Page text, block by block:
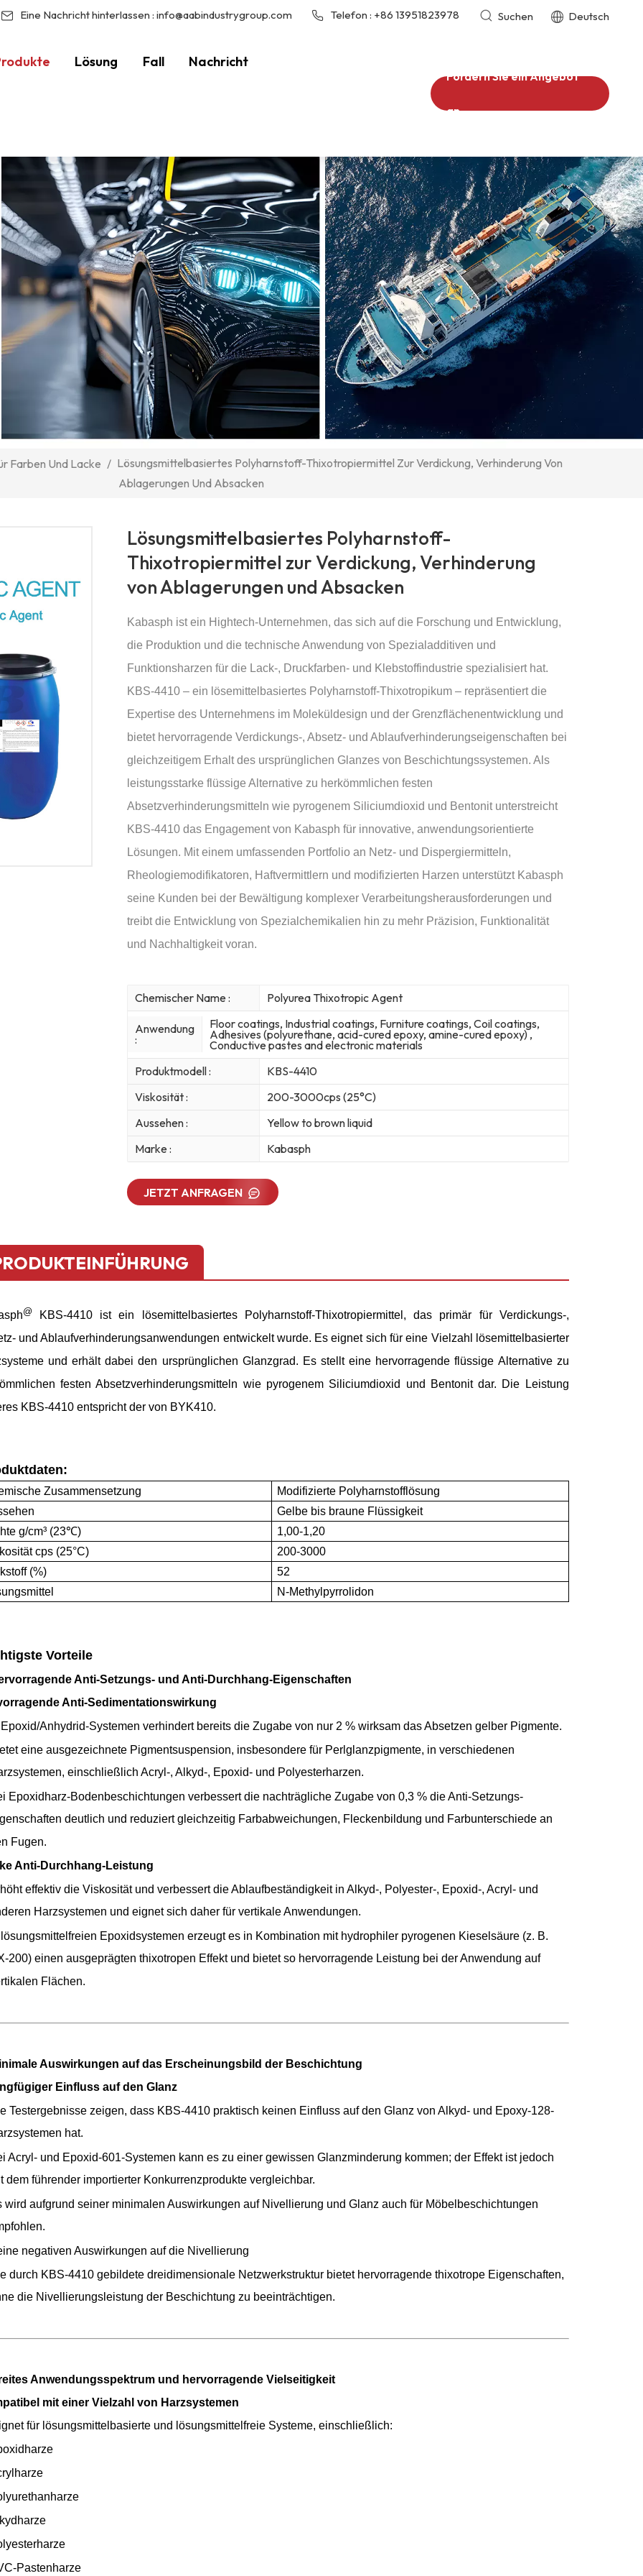
Eine Nachricht hinterlassen : info@aabindustrygroup.com Telefon : +86 13951823978 Suchen Deutsch
Lösung Fall Nachricht
Fordern Sie ein Angebot
an
Farben Und Lacke / Lösungsmittelbasiertes Polyharnstoff-Thixotropiermittel Zur Verdickung, Verhinderung Von
Ablagerungen Und Absacken
Lösungsmittelbasiertes Polyharnstoff-
Thixotropiermittel zur Verdickung, Verhinderung
von Ablagerungen und Absacken
Kabasph ist ein Hightech-Unternehmen, das sich auf die Forschung und Entwicklung,
die Produktion und die technische Anwendung von Spezialadditiven und
Funktionsharzen für die Lack-, Druckfarben- und Klebstoffindustrie spezialisiert hat.
KBS-4410 – ein lösemittelbasiertes Polyharnstoff-Thixotropikum – repräsentiert die
Expertise des Unternehmens im Moleküldesign und der Grenzflächenentwicklung und
bietet hervorragende Verdickungs-, Absetz- und Ablaufverhinderungseigenschaften bei
gleichzeitigem Erhalt des ursprünglichen Glanzes von Beschichtungssystemen. Als
leistungsstarke flüssige Alternative zu herkömmlichen festen
Absetzverhinderungsmitteln wie pyrogenem Siliciumdioxid und Bentonit unterstreicht
KBS-4410 das Engagement von Kabasph für innovative, anwendungsorientierte
Lösungen. Mit einem umfassenden Portfolio an Netz- und Dispergiermitteln,
Rheologiemodifikatoren, Haftvermittlern und modifizierten Harzen unterstützt Kabasph
seine Kunden bei der Bewältigung komplexer Verarbeitungsherausforderungen und
treibt die Entwicklung von Spezialchemikalien hin zu mehr Präzision, Funktionalität
und Nachhaltigkeit voran.
Chemischer Name : Polyurea Thixotropic Agent
Anwendung
:
Floor coatings, Industrial coatings, Furniture coatings, Coil coatings,
Adhesives (polyurethane, acid-cured epoxy, amine-cured epoxy) ,
Conductive pastes and electronic materials
Produktmodell :
KBS-4410
Viskosität :
200-3000cps (25°C)
Aussehen :
Yellow to brown liquid
Marke :
Kabasph
JETZT ANFRAGEN
@
KBS-4410 ist ein lösemittelbasiertes Polyharnstoff-Thixotropiermittel, das primär für Verdickungs-,
und Ablaufverhinderungsanwendungen entwickelt wurde. Es eignet sich für eine Vielzahl lösemittelbasierter
und erhält dabei den ursprünglichen Glanzgrad. Es stellt eine hervorragende flüssige Alternative zu
festen Absetzverhinderungsmitteln wie pyrogenem Siliciumdioxid und Bentonit dar. Die Leistung
KBS-4410 entspricht der von BYK410.
Zusammensetzung
Modifizierte Polyharnstofflösung
Gelbe bis braune Flüssigkeit
g/cm³ (23℃)
1,00-1,20
cps (25°C)
200-3000
(%)
52
N-Methylpyrrolidon
Vorteile
Anti-Setzungs- und Anti-Durchhang-Eigenschaften
Anti-Sedimentationswirkung
Epoxid/Anhydrid-Systemen verhindert bereits die Zugabe von nur 2 % wirksam das Absetzen gelber Pigmente.
eine ausgezeichnete Pigmentsuspension, insbesondere für Perlglanzpigmente, in verschiedenen
einschließlich Acryl-, Alkyd-, Epoxid- und Polyesterharzen.
Epoxidharz-Bodenbeschichtungen verbessert die nachträgliche Zugabe von 0,3 % die Anti-Setzungs-
deutlich und reduziert gleichzeitig Farbabweichungen, Fleckenbildung und Farbunterschiede an
Fugen.
Anti-Durchhang-Leistung
effektiv die Viskosität und verbessert die Ablaufbeständigkeit in Alkyd-, Polyester-, Epoxid-, Acryl- und
Harzsystemen und eignet sich daher für vertikale Anwendungen.
lösungsmittelfreien Epoxidsystemen erzeugt es in Kombination mit hydrophiler pyrogenen Kieselsäure (z. B.
200) einen ausgeprägten thixotropen Effekt und bietet so hervorragende Leistung bei der Anwendung auf
Flächen.
Auswirkungen auf das Erscheinungsbild der Beschichtung
Einfluss auf den Glanz
Testergebnisse zeigen, dass KBS-4410 praktisch keinen Einfluss auf den Glanz von Alkyd- und Epoxy-128-
hat.
Acryl- und Epoxid-601-Systemen kann es zu einer gewissen Glanzminderung kommen; der Effekt ist jedoch
dem führender importierter Konkurrenzprodukte vergleichbar.
wird aufgrund seiner minimalen Auswirkungen auf Nivellierung und Glanz auch für Möbelbeschichtungen
negativen Auswirkungen auf die Nivellierung
durch KBS-4410 gebildete dreidimensionale Netzwerkstruktur bietet hervorragende thixotrope Eigenschaften,
die Nivellierungsleistung der Beschichtung zu beeinträchtigen.
Anwendungsspektrum und hervorragende Vielseitigkeit
mit einer Vielzahl von Harzsystemen
für lösungsmittelbasierte und lösungsmittelfreie Systeme, einschließlich:
Pastenharze